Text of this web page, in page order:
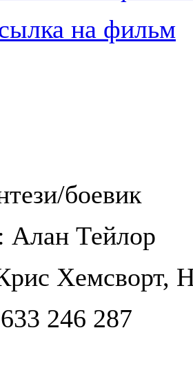
на фильм
боевик
Алан Тейлор
Хемсворт,
246 287